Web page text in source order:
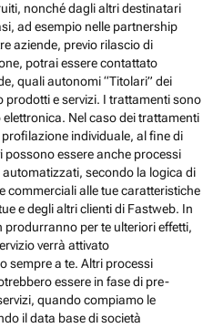
nonché dagli altri destinatari
ad esempio nelle partnership
aziende, previo rilascio di
potrai essere contattato
quali autonomi “Titolari” dei
prodotti e servizi. I trattamenti sono
Nel caso dei trattamenti
individuale, al fine di
possono essere anche processi
secondo la logica di
commerciali alle tue caratteristiche
e degli altri clienti di Fastweb. In
per te ulteriori effetti,
verrà attivato
sempre a te. Altri processi
essere in fase di pre-
quando compiamo le
il data base di società